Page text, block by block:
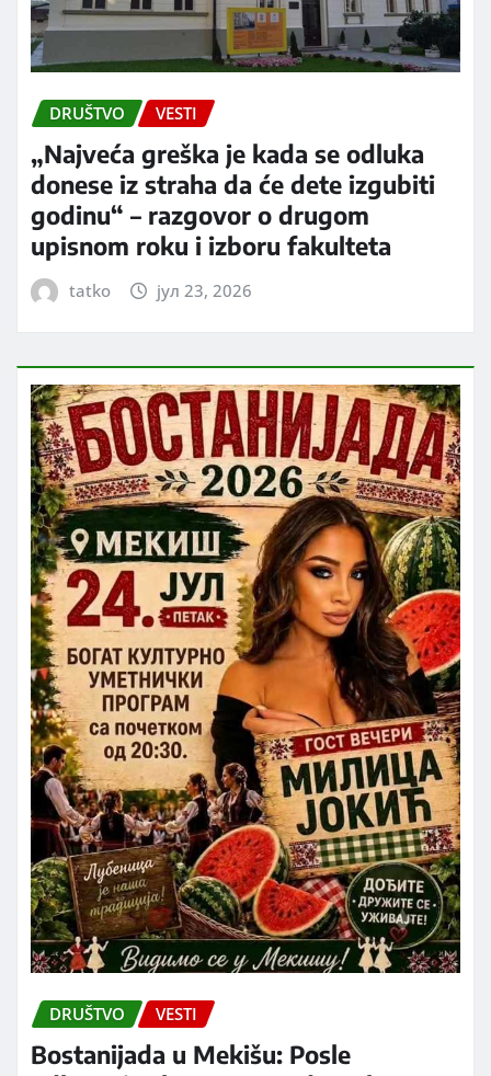
DRUŠTVO VESTI
„Najveća greška je kada se odluka
donese iz straha da će dete izgubiti
godinu“ – razgovor o drugom
upisnom roku i izboru fakulteta
tatko јул 23, 2026
DRUŠTVO VESTI
Bostanijada u Mekišu: Posle